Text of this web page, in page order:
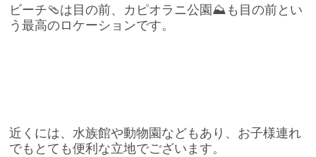
ビーチ🩴は目の前、カピオラニ公園⛰も目の前とい
う最高のロケーションです。
近くには、水族館や動物園などもあり、お子様連れ
でもとても便利な立地でございます。